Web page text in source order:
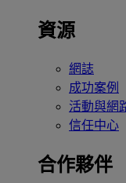
資源
網誌
成功案例
活動與網
信任中心
合作夥伴